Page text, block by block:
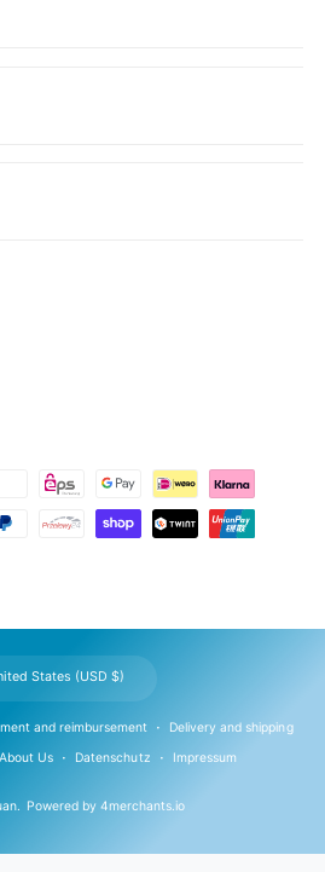
. Powered by 4merchants.io
and reimbursement Delivery and shipping
About Us Datenschutz Impressum
United States (USD $)